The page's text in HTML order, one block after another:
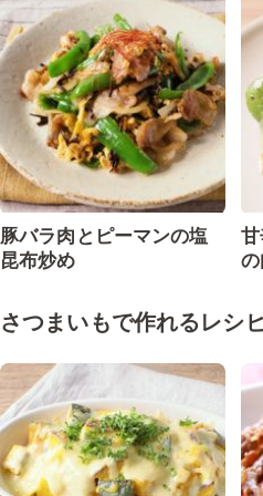
豚バラ肉とピーマンの塩
昆布炒め
さつまいもで作れるレシ